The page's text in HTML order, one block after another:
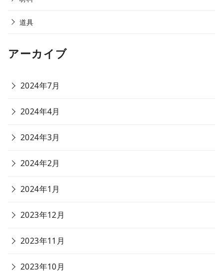
道具
アーカイブ
2024年7月
2024年4月
2024年3月
2024年2月
2024年1月
2023年12月
2023年11月
2023年10月